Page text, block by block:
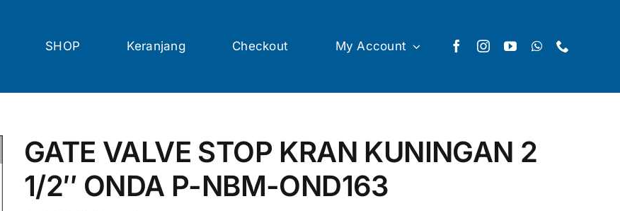
SHOP Keranjang Checkout My Account
GATE VALVE STOP KRAN KUNINGAN 2
1/2″ ONDA P-NBM-OND163